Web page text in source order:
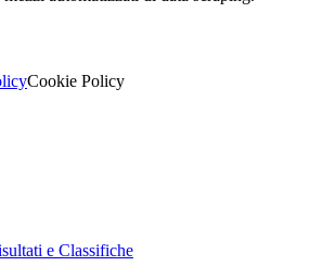
Cookie Policy
e Classifiche